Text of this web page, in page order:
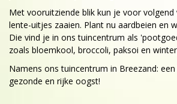
Met vooruitziende blik kun je voor
lente-uitjes zaaien. Plant nu aardbeien en
Die vind je in ons tuincentrum als
zoals bloemkool, broccoli, paksoi en
Namens ons tuincentrum in Breezand:
gezonde en rijke oogst!